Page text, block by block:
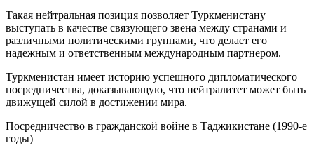
Такая нейтральная позиция позволяет Туркменистану
выступать в качестве связующего звена между странами и
различными политическими группами, что делает его
надежным и ответственным международным партнером.
Туркменистан имеет историю успешного дипломатического
посредничества, доказывающую, что нейтралитет может быть
движущей силой в достижении мира.
Посредничество в гражданской войне в Таджикистане (1990-е
годы)